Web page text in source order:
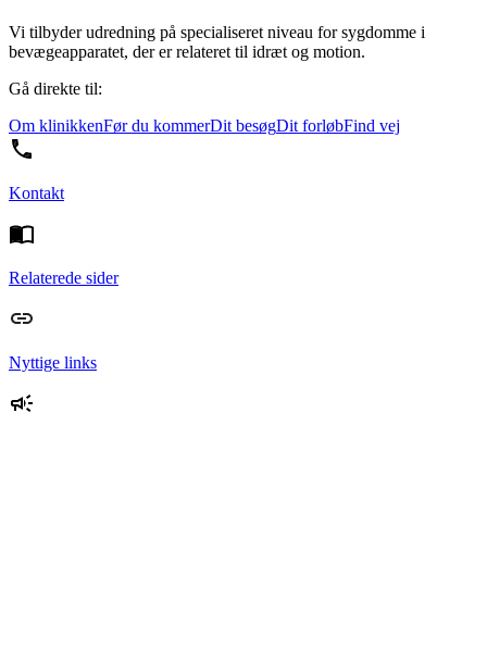
Vi tilbyder udredning på specialiseret niveau for sygdomme i
bevægeapparatet, der er relateret til idræt og motion.
Gå direkte til:
Om klinikkenFør du kommerDit besøgDit forløbFind vej
Kontakt
Relaterede sider
Nyttige links